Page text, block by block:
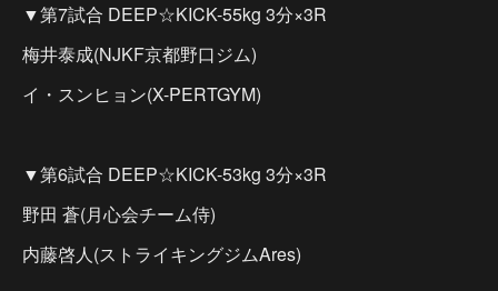
▼第7試合 DEEP☆KICK-55kg 3分×3R
梅井泰成(NJKF京都野口ジム)
イ・スンヒョン(X-PERTGYM)
▼第6試合 DEEP☆KICK-53kg 3分×3R
野田 蒼(月心会チーム侍)
内藤啓人(ストライキングジムAres)